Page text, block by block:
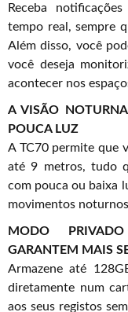
Receba
tempo real, sempre
Além disso, você
você deseja
acontecer nos
A VISÃO
POUCA LUZ
A TC70 permite que
até 9 metros, tudo
com pouca ou baixa
movimentos
MODO
GARANTEM MAIS
Armazene até
diretamente num
aos seus registos